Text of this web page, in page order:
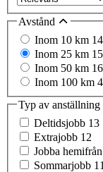
Avstånd
Inom 10 km 14
Inom 25 km 15
Inom 50 km 16
Inom 100 km
Typ av anställning
Deltidsjobb 13
Extrajobb 12
Jobba hemifrån
Sommarjobb 11